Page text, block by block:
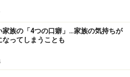
家族の「4つの口癖」…家族の気持ちが
なってしまうことも